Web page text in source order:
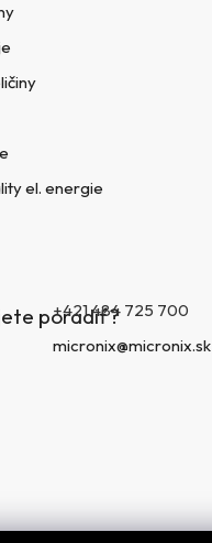
el. energie
poradiť?
+421 484 725 700
micronix@micronix.sk